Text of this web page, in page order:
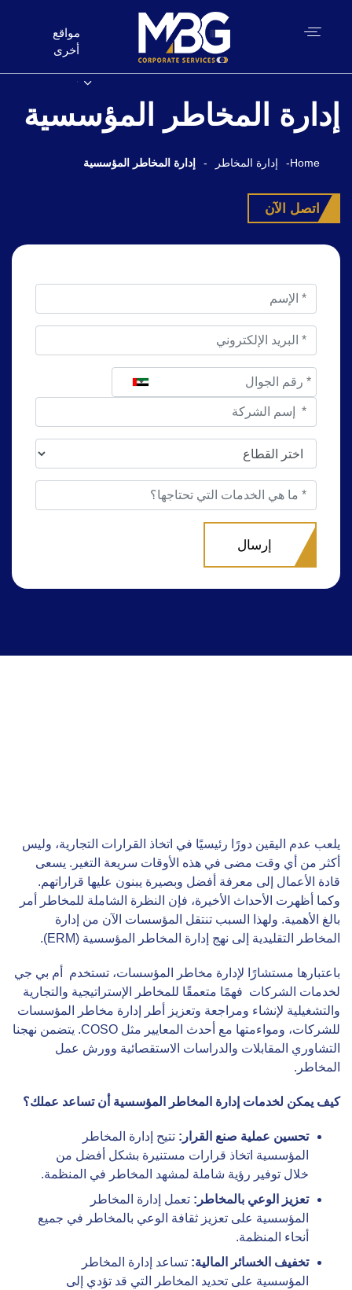
مواقع
أخرى
إدارة المخاطر المؤسسية
Home
- إدارة المخاطر - إدارة المخاطر المؤسسية
اتصل الآن
يلعب عدم اليقين دورًا رئيسيًا في اتخاذ القرارات التجارية، وليس
أكثر من أي وقت مضى في هذه الأوقات سريعة التغير. يسعى
قادة الأعمال إلى معرفة أفضل وبصيرة يبنون عليها قراراتهم.
وكما أظهرت الأحداث الأخيرة، فإن النظرة الشاملة للمخاطر أمر
بالغ الأهمية. ولهذا السبب تنتقل المؤسسات الآن من إدارة
المخاطر التقليدية إلى نهج إدارة المخاطر المؤسسية (ERM).
باعتبارها مستشارًا لإدارة مخاطر المؤسسات، تستخدم أم بي جي
لخدمات الشركات فهمًا متعمقًا للمخاطر الإستراتيجية والتجارية
والتشغيلية لإنشاء ومراجعة وتعزيز أطر إدارة مخاطر المؤسسات
للشركات، ومواءمتها مع أحدث المعايير مثل COSO. يتضمن نهجنا
التشاوري المقابلات والدراسات الاستقصائية وورش عمل
المخاطر.
كيف يمكن لخدمات إدارة المخاطر المؤسسية أن تساعد عملك؟
تحسين عملية صنع القرار: تتيح إدارة المخاطر
المؤسسية اتخاذ قرارات مستنيرة بشكل أفضل من
خلال توفير رؤية شاملة لمشهد المخاطر في المنظمة.
تعزيز الوعي بالمخاطر: تعمل إدارة المخاطر
المؤسسية على تعزيز ثقافة الوعي بالمخاطر في جميع
أنحاء المنظمة.
تخفيف الخسائر المالية: تساعد إدارة المخاطر
المؤسسية على تحديد المخاطر التي قد تؤدي إلى